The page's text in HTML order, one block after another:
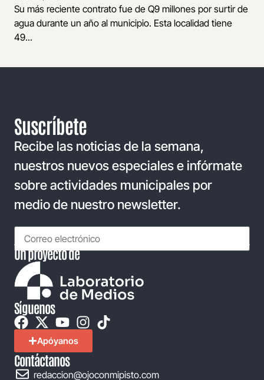
Su más reciente contrato fue de Q9 millones por surtir de
agua durante un año al municipio. Esta localidad tiene
49...
Suscríbete
Recibe las noticias de la semana,
nuestros nuevos especiales e infórmate
sobre actividades municipales por
medio de nuestro newsletter.
Un proyecto de
Síguenos
Apóyanos
Contáctanos
redaccion@ojoconmipisto.com